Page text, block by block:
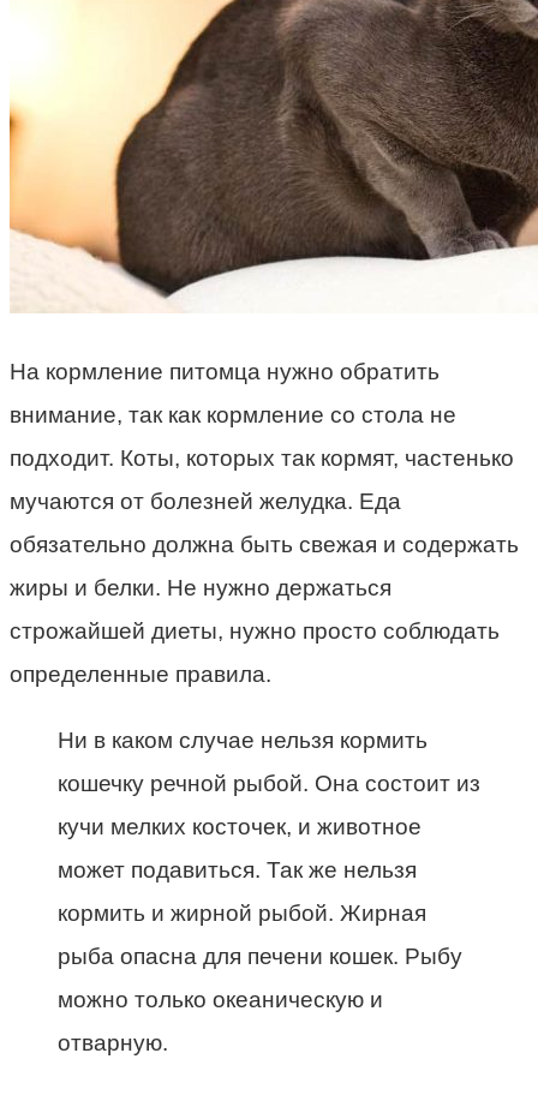
На кормление питомца нужно обратить
внимание, так как кормление со стола не
подходит. Коты, которых так кормят, частенько
мучаются от болезней желудка. Еда
обязательно должна быть свежая и содержать
жиры и белки. Не нужно держаться
строжайшей диеты, нужно просто соблюдать
определенные правила.
Ни в каком случае нельзя кормить
кошечку речной рыбой. Она состоит из
кучи мелких косточек, и животное
может подавиться. Так же нельзя
кормить и жирной рыбой. Жирная
рыба опасна для печени кошек. Рыбу
можно только океаническую и
отварную.